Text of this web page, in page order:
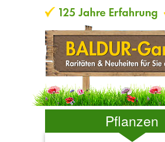
Pflanzen